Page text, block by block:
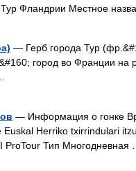
Тур Фландрии Местное
— Герб города Тур
город во Франции на
— Информация о гонке
Euskal Herriko txirrindulari
ProTour Тип Многодневная …